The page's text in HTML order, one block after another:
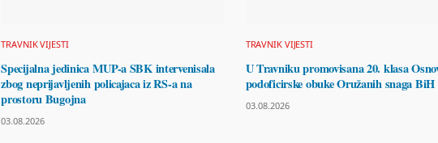
TRAVNIK VIJESTI
Specijalna jedinica MUP-a SBK intervenisala
zbog neprijavljenih policajaca iz RS-a na
prostoru Bugojna
03.08.2026
TRAVNIK VIJESTI
U Travniku promovisana 20. klasa
podoficirske obuke Oružanih snaga BiH
03.08.2026